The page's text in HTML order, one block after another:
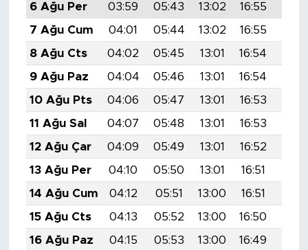
6 Ağu Per
03:59 05:43 13:02 16:55
7 Ağu Cum
04:01 05:44 13:02 16:55
8 Ağu Cts
04:02 05:45 13:01 16:54
9 Ağu Paz
04:04 05:46 13:01 16:54
10 Ağu Pts
04:06 05:47 13:01 16:53
11 Ağu Sal
04:07 05:48 13:01 16:53
12 Ağu Çar
04:09 05:49 13:01 16:52
13 Ağu Per
04:10 05:50 13:01 16:51
14 Ağu Cum
04:12 05:51 13:00 16:51
15 Ağu Cts
04:13 05:52 13:00 16:50
16 Ağu Paz
04:15 05:53 13:00 16:49